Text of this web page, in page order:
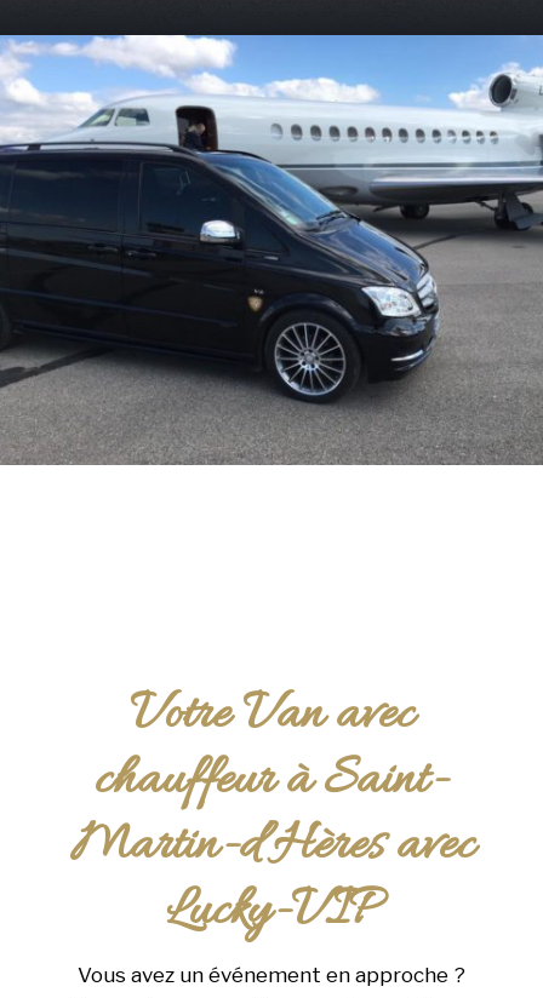
Votre Van avec
chauffeur à Saint-
Martin-d’Hères avec
Lucky-VIP
Vous avez un événement en approche ?